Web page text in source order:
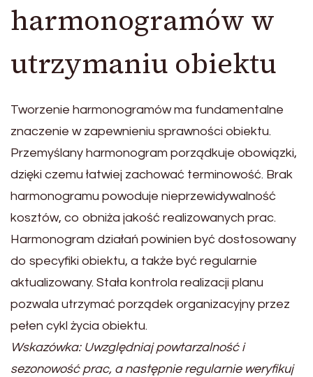
harmonogramów w
utrzymaniu obiektu
Tworzenie harmonogramów ma fundamentalne
znaczenie w zapewnieniu sprawności obiektu.
Przemyślany harmonogram porządkuje obowiązki,
dzięki czemu łatwiej zachować terminowość. Brak
harmonogramu powoduje nieprzewidywalność
kosztów, co obniża jakość realizowanych prac.
Harmonogram działań powinien być dostosowany
do specyfiki obiektu, a także być regularnie
aktualizowany. Stała kontrola realizacji planu
pozwala utrzymać porządek organizacyjny przez
pełen cykl życia obiektu.
Wskazówka: Uwzględniaj powtarzalność i
sezonowość prac, a następnie regularnie weryfikuj